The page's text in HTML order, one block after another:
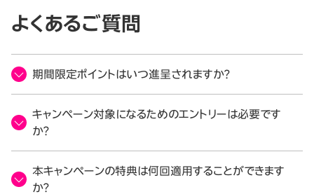
よくあるご質問
期間限定ポイントはいつ進呈されますか？
キャンペーン対象になるためのエントリーは必要です
か？
本キャンペーンの特典は何回適用することができます
か？